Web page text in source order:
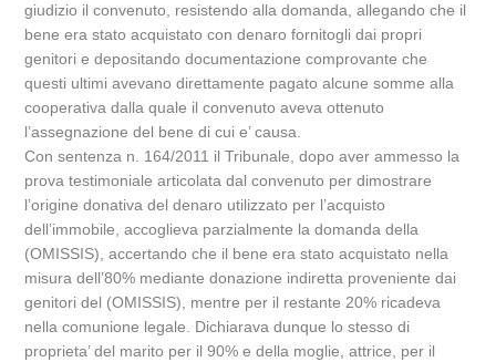
giudizio il convenuto, resistendo alla domanda, allegando che il
bene era stato acquistato con denaro fornitogli dai propri
genitori e depositando documentazione comprovante che
questi ultimi avevano direttamente pagato alcune somme alla
cooperativa dalla quale il convenuto aveva ottenuto
l’assegnazione del bene di cui e’ causa.
Con sentenza n. 164/2011 il Tribunale, dopo aver ammesso la
prova testimoniale articolata dal convenuto per dimostrare
l’origine donativa del denaro utilizzato per l’acquisto
dell’immobile, accoglieva parzialmente la domanda della
(OMISSIS), accertando che il bene era stato acquistato nella
misura dell’80% mediante donazione indiretta proveniente dai
genitori del (OMISSIS), mentre per il restante 20% ricadeva
nella comunione legale. Dichiarava dunque lo stesso di
proprieta’ del marito per il 90% e della moglie, attrice, per il